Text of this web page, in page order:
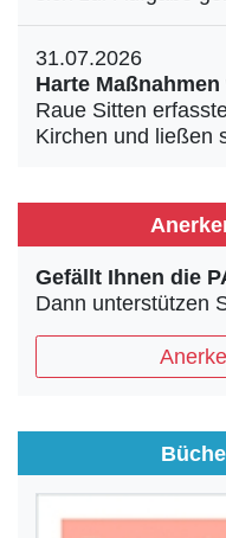
31.07.2026
Harte
Raue Sitten
Kirchen und ließen
Gefällt Ihnen die
Dann unterstützen